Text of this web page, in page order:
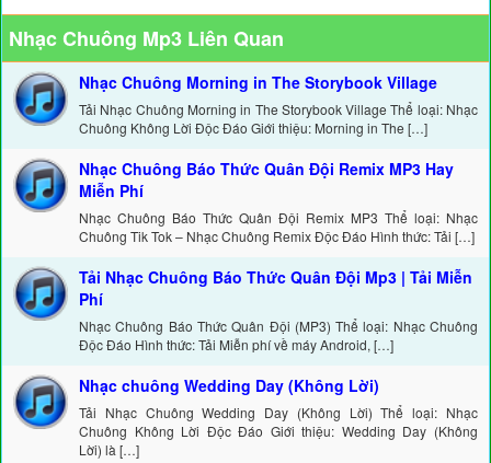
Nhạc Chuông Mp3 Liên Quan
Nhạc Chuông Morning in The Storybook Village
Tải Nhạc Chuông Morning in The Storybook Village Thể loại: Nhạc
Chuông Không Lời Độc Đáo Giới thiệu: Morning in The […]
Nhạc Chuông Báo Thức Quân Đội Remix MP3 Hay
Miễn Phí
Nhạc Chuông Báo Thức Quân Đội Remix MP3 Thể loại: Nhạc
Chuông Tik Tok – Nhạc Chuông Remix Độc Đáo Hình thức: Tải […]
Tải Nhạc Chuông Báo Thức Quân Đội Mp3 | Tải Miễn
Phí
Nhạc Chuông Báo Thức Quân Đội (MP3) Thể loại: Nhạc Chuông
Độc Đáo Hình thức: Tải Miễn phí về máy Android, […]
Nhạc chuông Wedding Day (Không Lời)
Tải Nhạc Chuông Wedding Day (Không Lời) Thể loại: Nhạc
Chuông Không Lời Độc Đáo Giới thiệu: Wedding Day (Không
Lời) là […]